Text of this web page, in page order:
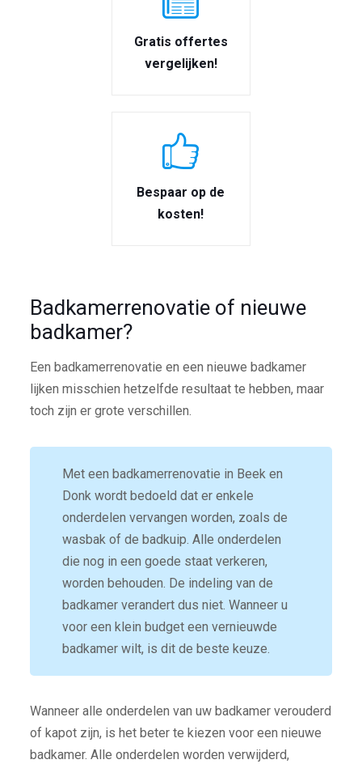
Gratis offertes
vergelijken!
Bespaar op de
kosten!
Badkamerrenovatie of nieuwe
badkamer?
Een badkamerrenovatie en een nieuwe badkamer
lijken misschien hetzelfde resultaat te hebben, maar
toch zijn er grote verschillen.
Met een badkamerrenovatie in Beek en
Donk wordt bedoeld dat er enkele
onderdelen vervangen worden, zoals de
wasbak of de badkuip. Alle onderdelen
die nog in een goede staat verkeren,
worden behouden. De indeling van de
badkamer verandert dus niet. Wanneer u
voor een klein budget een vernieuwde
badkamer wilt, is dit de beste keuze.
Wanneer alle onderdelen van uw badkamer verouderd
of kapot zijn, is het beter te kiezen voor een nieuwe
badkamer. Alle onderdelen worden verwijderd,